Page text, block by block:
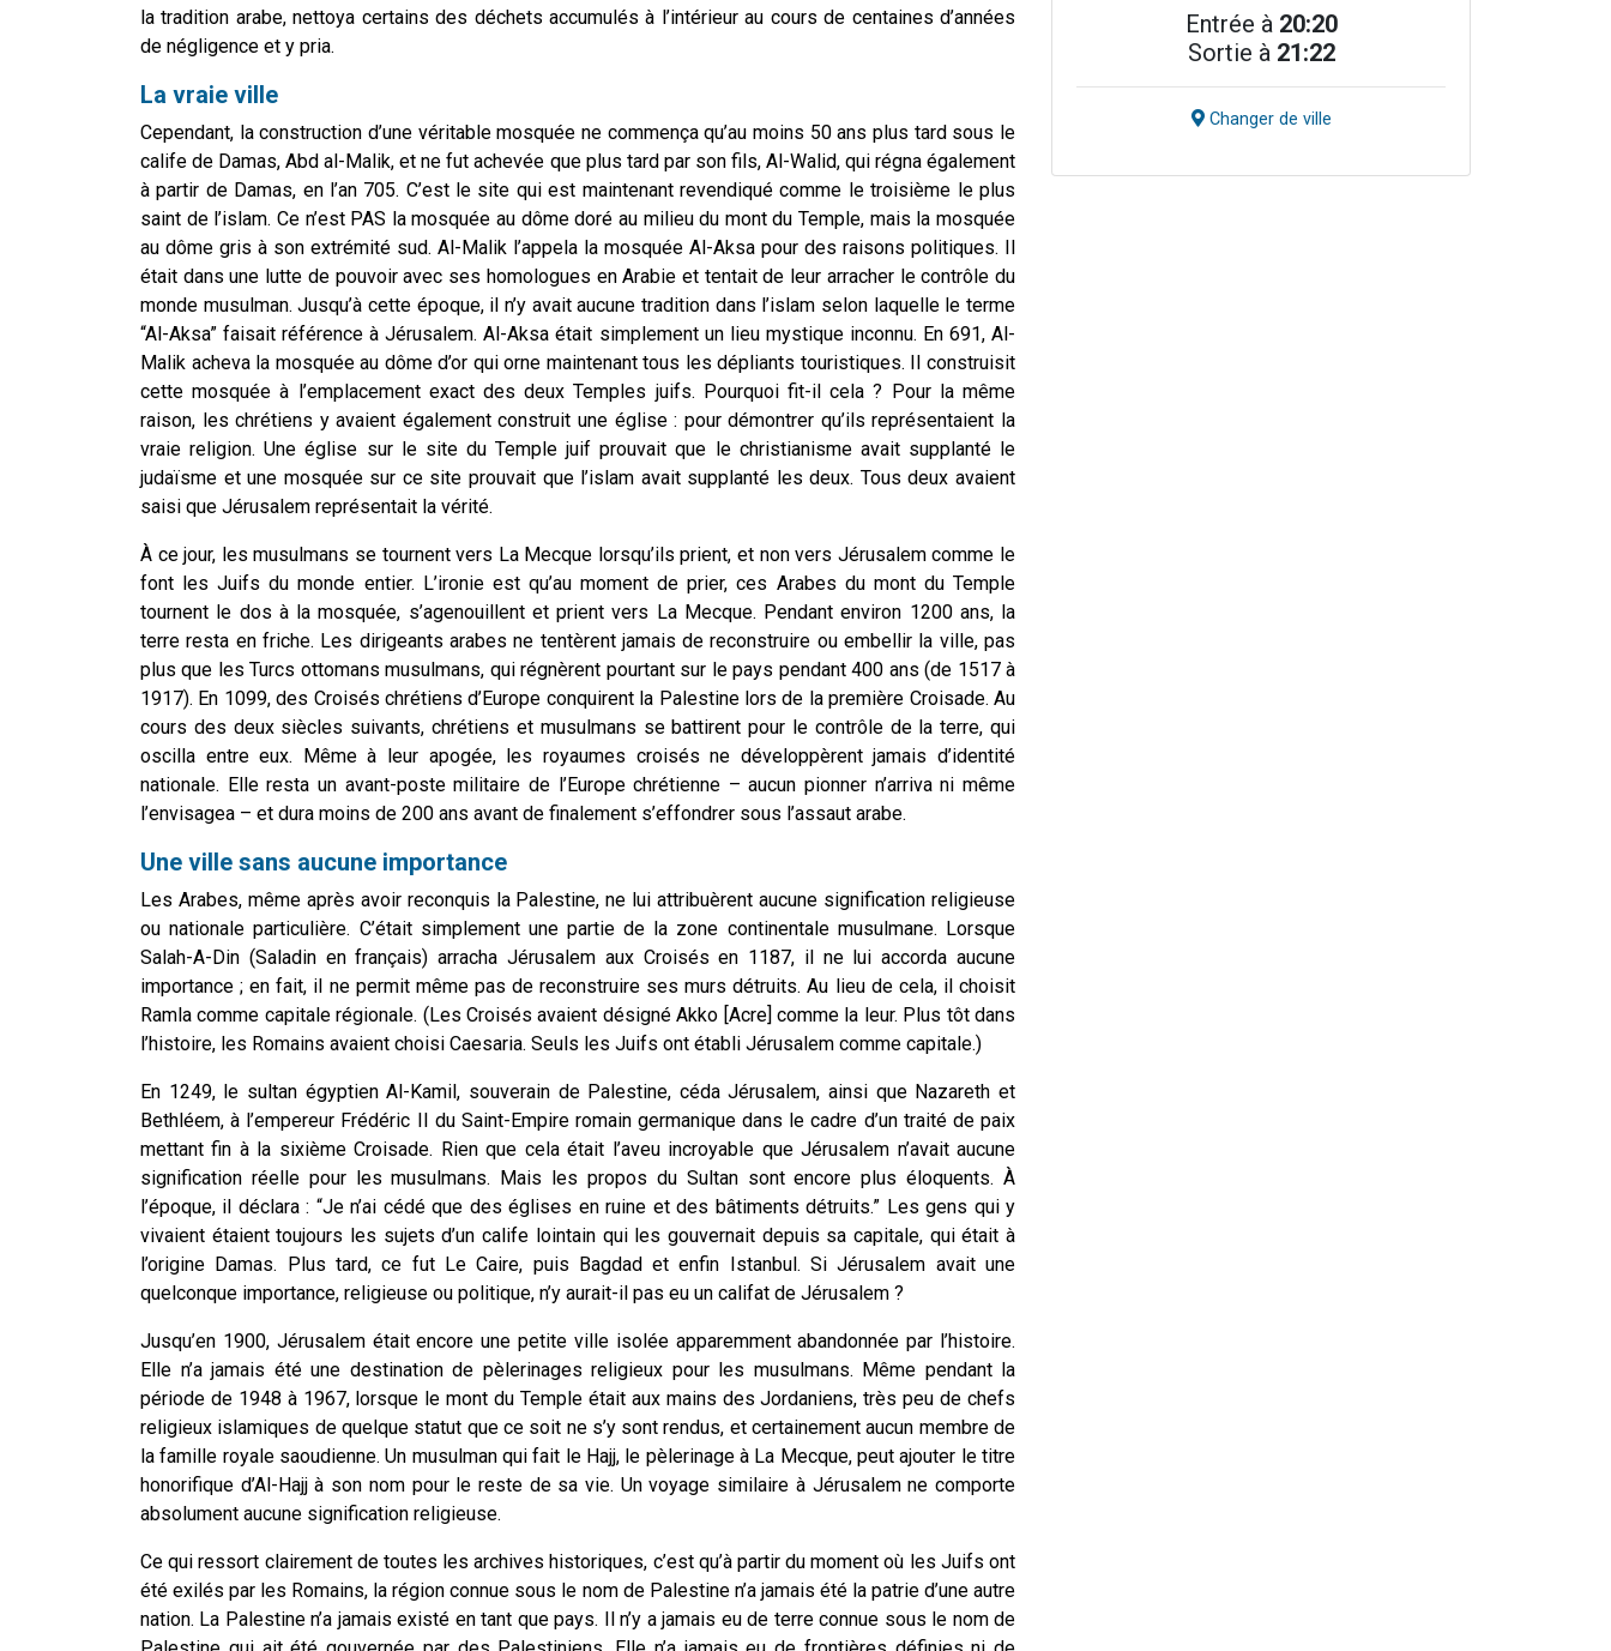
la tradition arabe, nettoya certains des déchets accumulés à l’intérieur au cours de centaines d’années
de négligence et y pria.
La vraie ville
Cependant, la construction d’une véritable mosquée ne commença qu’au moins 50 ans plus tard sous le
calife de Damas, Abd al-Malik, et ne fut achevée que plus tard par son fils, Al-Walid, qui régna également
à partir de Damas, en l’an 705. C’est le site qui est maintenant revendiqué comme le troisième le plus
saint de l’islam. Ce n’est PAS la mosquée au dôme doré au milieu du mont du Temple, mais la mosquée
au dôme gris à son extrémité sud. Al-Malik l’appela la mosquée Al-Aksa pour des raisons politiques. Il
était dans une lutte de pouvoir avec ses homologues en Arabie et tentait de leur arracher le contrôle du
monde musulman. Jusqu’à cette époque, il n’y avait aucune tradition dans l’islam selon laquelle le terme
“Al-Aksa” faisait référence à Jérusalem. Al-Aksa était simplement un lieu mystique inconnu. En 691, Al-
Malik acheva la mosquée au dôme d’or qui orne maintenant tous les dépliants touristiques. Il construisit
cette mosquée à l’emplacement exact des deux Temples juifs. Pourquoi fit-il cela ? Pour la même
raison, les chrétiens y avaient également construit une église : pour démontrer qu’ils représentaient la
vraie religion. Une église sur le site du Temple juif prouvait que le christianisme avait supplanté le
judaïsme et une mosquée sur ce site prouvait que l’islam avait supplanté les deux. Tous deux avaient
saisi que Jérusalem représentait la vérité.
À ce jour, les musulmans se tournent vers La Mecque lorsqu’ils prient, et non vers Jérusalem comme le
font les Juifs du monde entier. L’ironie est qu’au moment de prier, ces Arabes du mont du Temple
tournent le dos à la mosquée, s’agenouillent et prient vers La Mecque. Pendant environ 1200 ans, la
terre resta en friche. Les dirigeants arabes ne tentèrent jamais de reconstruire ou embellir la ville, pas
plus que les Turcs ottomans musulmans, qui régnèrent pourtant sur le pays pendant 400 ans (de 1517 à
1917). En 1099, des Croisés chrétiens d’Europe conquirent la Palestine lors de la première Croisade. Au
cours des deux siècles suivants, chrétiens et musulmans se battirent pour le contrôle de la terre, qui
oscilla entre eux. Même à leur apogée, les royaumes croisés ne développèrent jamais d’identité
nationale. Elle resta un avant-poste militaire de l’Europe chrétienne – aucun pionner n’arriva ni même
l’envisagea – et dura moins de 200 ans avant de finalement s’effondrer sous l’assaut arabe.
Une ville sans aucune importance
Les Arabes, même après avoir reconquis la Palestine, ne lui attribuèrent aucune signification religieuse
ou nationale particulière. C’était simplement une partie de la zone continentale musulmane. Lorsque
Salah-A-Din (Saladin en français) arracha Jérusalem aux Croisés en 1187, il ne lui accorda aucune
importance ; en fait, il ne permit même pas de reconstruire ses murs détruits. Au lieu de cela, il choisit
Ramla comme capitale régionale. (Les Croisés avaient désigné Akko [Acre] comme la leur. Plus tôt dans
l’histoire, les Romains avaient choisi Caesaria. Seuls les Juifs ont établi Jérusalem comme capitale.)
En 1249, le sultan égyptien Al-Kamil, souverain de Palestine, céda Jérusalem, ainsi que Nazareth et
Bethléem, à l’empereur Frédéric II du Saint-Empire romain germanique dans le cadre d’un traité de paix
mettant fin à la sixième Croisade. Rien que cela était l’aveu incroyable que Jérusalem n’avait aucune
signification réelle pour les musulmans. Mais les propos du Sultan sont encore plus éloquents. À
l’époque, il déclara : “Je n’ai cédé que des églises en ruine et des bâtiments détruits.” Les gens qui y
vivaient étaient toujours les sujets d’un calife lointain qui les gouvernait depuis sa capitale, qui était à
l’origine Damas. Plus tard, ce fut Le Caire, puis Bagdad et enfin Istanbul. Si Jérusalem avait une
quelconque importance, religieuse ou politique, n’y aurait-il pas eu un califat de Jérusalem ?
Jusqu’en 1900, Jérusalem était encore une petite ville isolée apparemment abandonnée par l’histoire.
Elle n’a jamais été une destination de pèlerinages religieux pour les musulmans. Même pendant la
période de 1948 à 1967, lorsque le mont du Temple était aux mains des Jordaniens, très peu de chefs
religieux islamiques de quelque statut que ce soit ne s’y sont rendus, et certainement aucun membre de
la famille royale saoudienne. Un musulman qui fait le Hajj, le pèlerinage à La Mecque, peut ajouter le titre
honorifique d’Al-Hajj à son nom pour le reste de sa vie. Un voyage similaire à Jérusalem ne comporte
absolument aucune signification religieuse.
Ce qui ressort clairement de toutes les archives historiques, c’est qu’à partir du moment où les Juifs ont
été exilés par les Romains, la région connue sous le nom de Palestine n’a jamais été la patrie d’une autre
nation. La Palestine n’a jamais existé en tant que pays. Il n’y a jamais eu de terre connue sous le nom de
Entrée à 20:20
Sortie à 21:22
Changer de ville